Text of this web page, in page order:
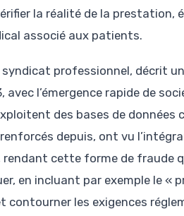
la réalité de la prestation,
associé aux patients.
professionnel, décrit
l’émergence rapide de
des bases de données
depuis, ont vu
cette forme de fraude
en incluant par exemple le «
les exigences